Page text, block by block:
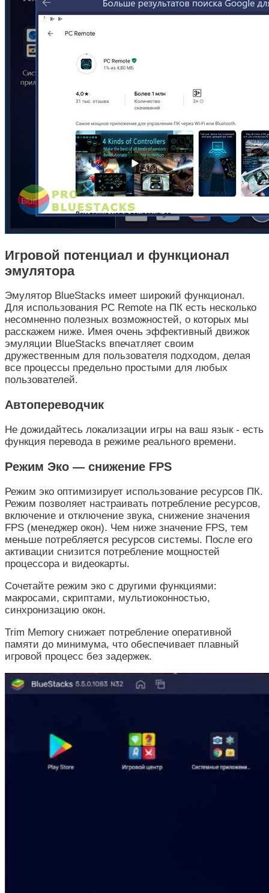
Игровой потенциал и функционал
эмулятора
Эмулятор BlueStacks имеет широкий функционал.
Для использования PC Remote на ПК есть несколько
несомненно полезных возможностей, о которых мы
расскажем ниже. Имея очень эффективный движок
эмуляции BlueStacks впечатляет своим
дружественным для пользователя подходом, делая
все процессы предельно простыми для любых
пользователей.
Автопереводчик
Не дожидайтесь локализации игры на ваш язык - есть
функция перевода в режиме реального времени.
Режим Эко — снижение FPS
Режим эко оптимизирует использование ресурсов ПК.
Режим позволяет настраивать потребление ресурсов,
включение и отключение звука, снижение значения
FPS (менеджер окон). Чем ниже значение FPS, тем
меньше потребляется ресурсов системы. После его
активации снизится потребление мощностей
процессора и видеокарты.
Сочетайте режим эко с другими функциями:
макросами, скриптами, мультиоконностью,
синхронизацию окон.
Trim Memory снижает потребление оперативной
памяти до минимума, что обеспечивает плавный
игровой процесс без задержек.